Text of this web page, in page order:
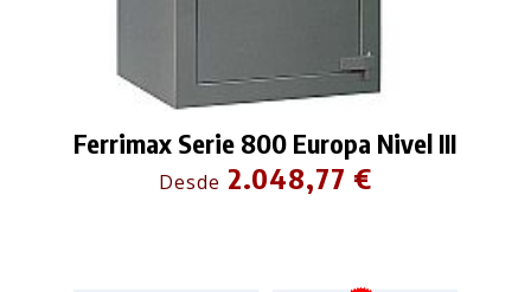
Ferrimax Serie 800 Europa Nivel III
Desde 2.048,77 €